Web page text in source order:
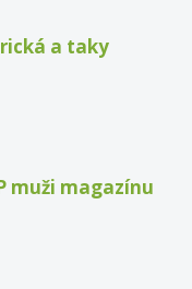
a taky
muži magazínu